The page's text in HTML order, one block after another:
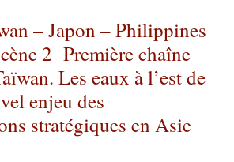
– Japon – Philippines
2 Première chaîne
Les eaux à l’est de
enjeu des
stratégiques en Asie